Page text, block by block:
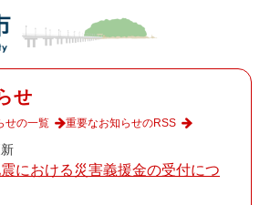
せ
における災害義援金の受付につ
せの一覧 重要なお知らせのRSS